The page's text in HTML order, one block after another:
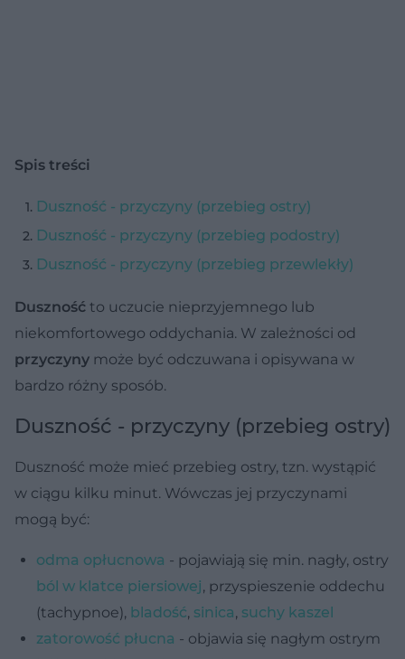
Spis treści
Duszność - przyczyny (przebieg ostry)
Duszność - przyczyny (przebieg podostry)
Duszność - przyczyny (przebieg przewlekły)
Duszność to uczucie nieprzyjemnego lub
niekomfortowego oddychania. W zależności od
przyczyny może być odczuwana i opisywana w
bardzo różny sposób.
Duszność - przyczyny (przebieg ostry)
Duszność może mieć przebieg ostry, tzn. wystąpić
w ciągu kilku minut. Wówczas jej przyczynami
mogą być:
odma opłucnowa - pojawiają się min. nagły, ostry
ból w klatce piersiowej, przyspieszenie oddechu
(tachypnoe), bladość, sinica, suchy kaszel
zatorowość płucna - objawia się nagłym ostrym